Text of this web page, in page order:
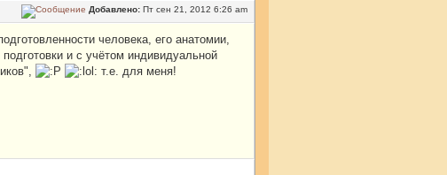
Добавлено: Пт сен 21, 2012 6:26 am
человека, его анатомии,
и с учётом индивидуальной
т.е. для меня!